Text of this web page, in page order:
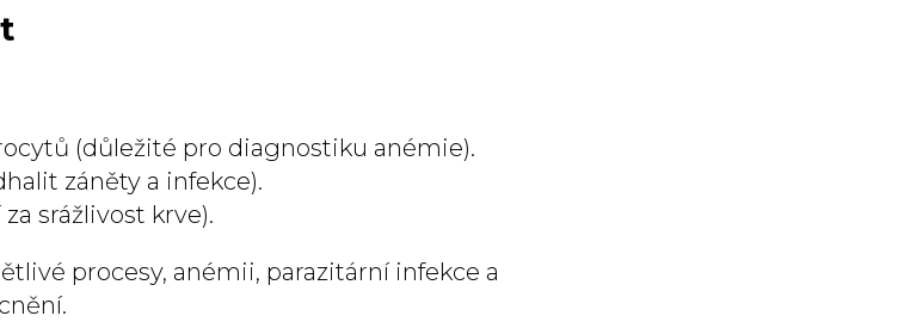
(důležité pro diagnostiku anémie).
záněty a infekce).
srážlivost krve).
procesy, anémii, parazitární infekce a